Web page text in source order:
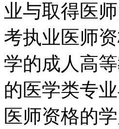
业与取得医
考执业医师
学的成人高
的医学类专
医师资格的学